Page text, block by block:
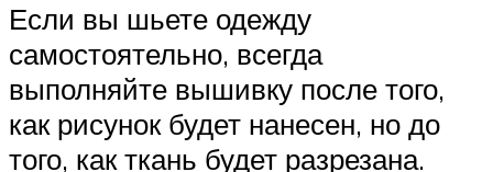
Если вы шьете одежду
самостоятельно, всегда
выполняйте вышивку после того,
как рисунок будет нанесен, но до
того, как ткань будет разрезана.